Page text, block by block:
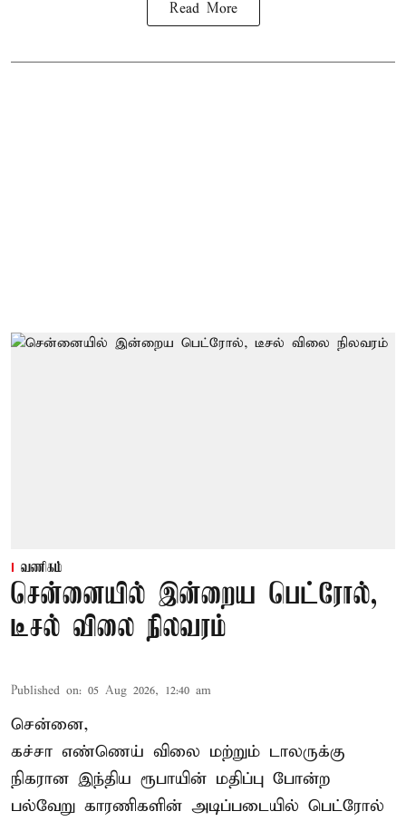
Read More
வணிகம்
சென்னையில் இன்றைய பெட்ரோல்,
டீசல் விலை நிலவரம்
Published on: 05 Aug 2026, 12:40 am
சென்னை,
கச்சா எண்ணெய் விலை மற்றும் டாலருக்கு
நிகரான இந்திய ரூபாயின் மதிப்பு போன்ற
பல்வேறு காரணிகளின் அடிப்படையில் பெட்ரோல்